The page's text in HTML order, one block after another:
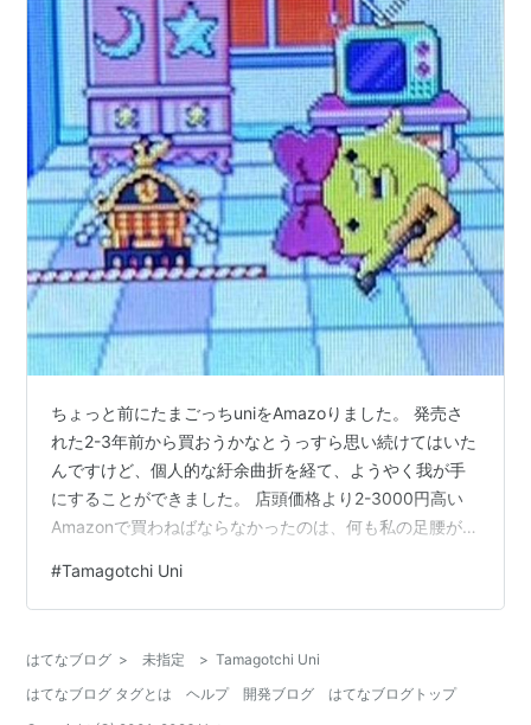
ちょっと前にたまごっちuniをAmazoりました。 発売さ
れた2-3年前から買おうかなとうっすら思い続けてはいた
んですけど、個人的な紆余曲折を経て、ようやく我が手
にすることができました。 店頭価格より2-3000円高い
Amazonで買わねばならなかったのは、何も私の足腰がベ
まごっちが無かったからです。 本当、どこ行ってもない
んですよね。 おもちゃ屋さんから家電量販店までと、私
らず。 びっくりです。 てっきり、カルビーのポテトチッ
プくらい安定供給されてるもんだと思ってましたから
#Tamagotchi Uni
はてなブログ > 未指定 > Tamagotchi Uni
はてなブログ タグとは
ヘルプ 開発ブログ
はてなブログトップ